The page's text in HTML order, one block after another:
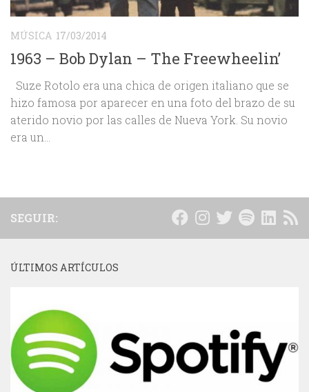
MÚSICA 17/03/2014
1963 – Bob Dylan – The Freewheelin’
Suze Rotolo era una chica de origen italiano que se
hizo famosa por aparecer en una foto del brazo de su
aterido novio por las calles de Nueva York. Su novio
era un...
SEGUIR:
ÚLTIMOS ARTÍCULOS